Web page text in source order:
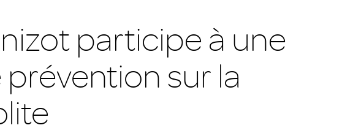
participe à une
sur la